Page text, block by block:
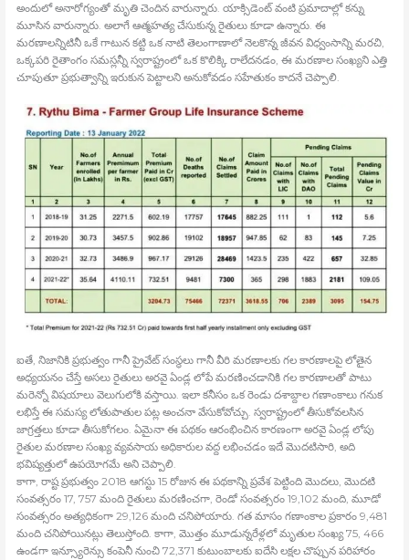
అందులో అనారోగ్యంతో మృతి చెందిన వారున్నారు. యాక్సిడెంట్‍ వంటి ప్రమాదాల్లో కన్ను
మూసిన వారున్నారు. అలాగే ఆత్మహత్య చేసుకున్న రైతులు కూడా ఉన్నారు. ఈ
మరణాలన్నిటినీ ఒకే గాటున కట్టి ఒక నాటి తెలంగాణాలో నెలకొన్న జీవన విధ్వంసాన్ని మరచి,
ఒక్కపరి రైతాంగం సమస్లన్నీ స్వరాష్ట్రంలో ఒక కొలిక్కి రాలేదనడం, ఈ మరణాల సంఖ్యని ఎత్తి
చూపుతూ ప్రభుత్వాన్ని ఇరుకున పెట్టాలని అనుకోవడం సహేతుకం కాదనే చెప్పాలి.
ఐతే, నిజానికి ప్రభుత్వం గానీ ప్రైవేట్‍ సంస్థలు గానీ వీరి మరణాలకు గల కారణాలపై లోతైన
అధ్యయనం చేస్తే అసలు రైతులు అరవై ఏండ్ల లోపే మరణించడానికి గల కారణాలతో పాటు
మరెన్నో విషయాలు వెలుగులోకి వస్తాయి. ఇలా కనీసం ఒక రెండు దశాబ్దాల గణాంకాలు గనుక
లభిస్తే ఈ సమస్య లోతుపాతుల పట్ల అంచనా వేసుకోవోచ్చు. స్వరాష్ట్రంలో తీసుకోవలసిన
జాగ్రత్తలు కూడా తీసుకోగలం. ఏమైనా ఈ పథకం ఆరంభించిన కారణంగా అరవై ఏండ్ల లోపు
రైతుల మరణాల సంఖ్య వ్యవసాయ అధికారుల వద్ద లభించడం ఇదే మొదటిసారి, అది
భవిష్యత్తులో ఉపయోగమే అని చెప్పాలి.
కాగా, రాష్ట ప్రభుత్వం 2018 ఆగస్టు 15 రోజున ఈ పథకాన్ని ప్రవేశ పెట్టింది మొదలు, మొదటి
సంవత్సరం 17, 757 మంది రైతులు మరణించగా, రెండో సంవత్సరం 19,102 మంది, మూడో
సంవత్సరం అత్యధికంగా 29,126 మంది చనిపోయారు. గత మాసం గణాంకాల ప్రకారం 9,481
మంది చనిపోయినట్లు తెలుస్తోంది. కాగా, మొత్తం మూడున్నరేళ్లలో మృతుల సంఖ్య 75, 466
ఉండగా ఇన్స్యూరెన్సు కంపెనీ నుంచి 72,371 కుటుంబాలకు ఐదేసి లక్షల చొప్పున పరిహారం